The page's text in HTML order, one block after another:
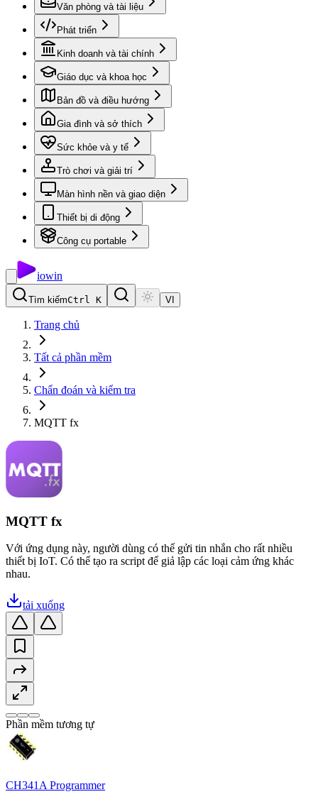
Văn phòng và tài liệu
Phát triển
Kinh doanh và tài chính
Giáo dục và khoa học
Bản đồ và điều hướng
Gia đình và sở thích
Sức khỏe và y tế
Trò chơi và giải trí
Màn hình nền và giao diện
Thiết bị di động
Công cụ portable
iowin
Tìm kiếmCtrl K VI
Trang chủ
Tất cả phần mềm
Chẩn đoán và kiểm tra
MQTT fx
MQTT fx
Với ứng dụng này, người dùng có thể gửi tin nhắn cho rất nhiều
thiết bị IoT. Có thể tạo ra script để giả lập các loại cảm ứng khác
nhau.
tải xuống
Phần mềm tương tự
CH341A Programmer